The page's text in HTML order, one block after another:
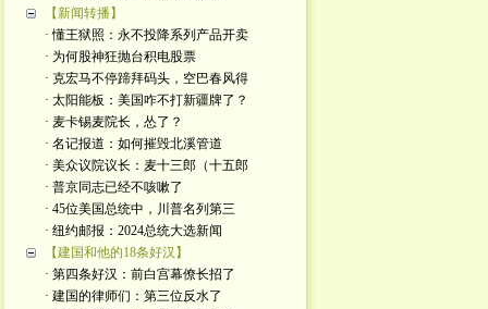
【新闻转播】
· 懂王狱照：永不投降系列产品开卖
· 为何股神狂抛台积电股票
· 克宏马不停蹄拜码头，空巴春风得
· 太阳能板：美国咋不打新疆牌了？
· 麦卡锡麦院长，怂了？
· 名记报道：如何摧毁北溪管道
· 美众议院议长：麦十三郎（十五郎
· 普京同志已经不咳嗽了
· 45位美国总统中，川普名列第三
· 纽约邮报：2024总统大选新闻
【建国和他的18条好汉】
· 第四条好汉：前白宫幕僚长招了
· 建国的律师们：第三位反水了